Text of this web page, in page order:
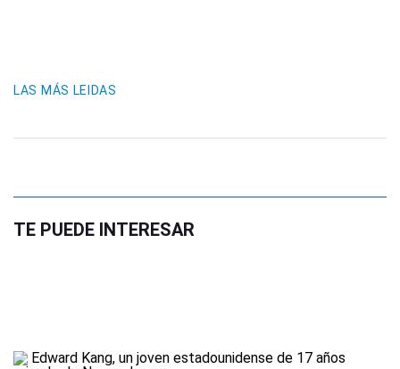
LAS MÁS LEIDAS
TE PUEDE INTERESAR